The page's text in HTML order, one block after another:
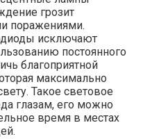
грозит
поражениями.
исключают
постоянного
благоприятной
максимально
Такое световое
глазам, его можно
время в местах